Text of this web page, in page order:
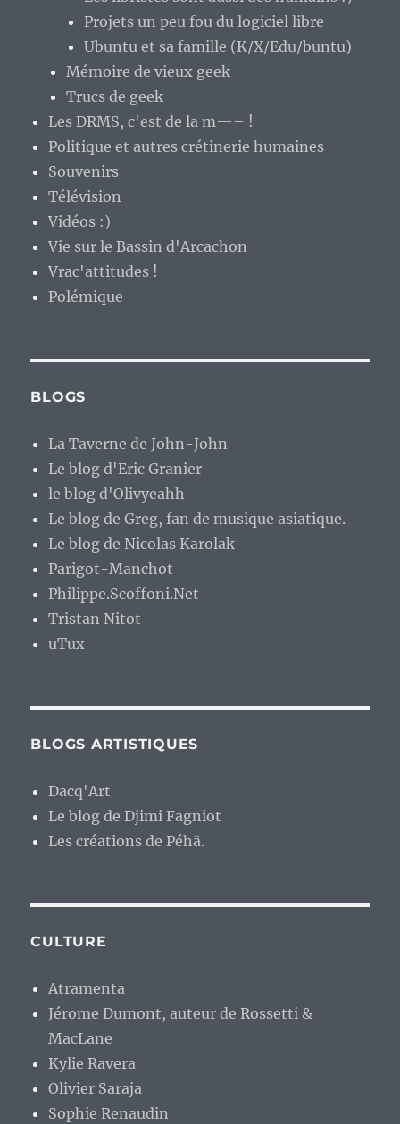
Projets un peu fou du logiciel libre
Ubuntu et sa famille (K/X/Edu/buntu)
Mémoire de vieux geek
Trucs de geek
Les DRMS, c'est de la m—– !
Politique et autres crétinerie humaines
Souvenirs
Télévision
Vidéos :)
Vie sur le Bassin d'Arcachon
Vrac'attitudes !
Polémique
BLOGS
La Taverne de John-John
Le blog d'Eric Granier
le blog d'Olivyeahh
Le blog de Greg, fan de musique asiatique.
Le blog de Nicolas Karolak
Parigot-Manchot
Philippe.Scoffoni.Net
Tristan Nitot
uTux
BLOGS ARTISTIQUES
Dacq'Art
Le blog de Djimi Fagniot
Les créations de Péhä.
CULTURE
Atramenta
Jérome Dumont, auteur de Rossetti &
MacLane
Kylie Ravera
Olivier Saraja
Sophie Renaudin